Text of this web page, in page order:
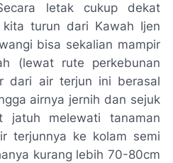
letak cukup dekat
turun dari Kawah Ijen
bisa sekalian mampir
(lewat rute perkebunan
dari air terjun ini berasal
airnya jernih dan sejuk
jatuh melewati tanaman
terjunnya ke kolam semi
kurang lebih 70-80cm